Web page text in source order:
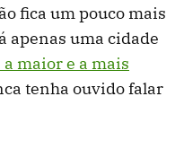
fica um pouco mais
apenas uma cidade
a maior e a mais
tenha ouvido falar